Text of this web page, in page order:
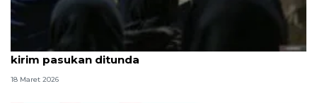
Politik kemarin, permintaan maaf ANTARA hingga
kirim pasukan ditunda
18 Maret 2026